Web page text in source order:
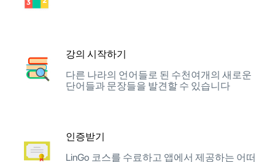
강의 시작하기
다른 나라의 언어들로 된 수천여개의 새로운
단어들과 문장들을 발견할 수 있습니다
인증받기
LinGo 코스를 수료하고 앱에서 제공하는 어떠